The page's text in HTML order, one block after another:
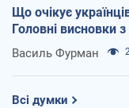
Що очікує
Головні висновки
Василь Фурман
Всі думки